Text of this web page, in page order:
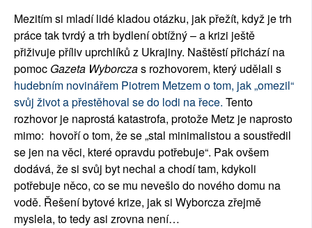
Mezitím si mladí lidé kladou otázku, jak přežít, když je trh
práce tak tvrdý a trh bydlení obtížný – a krizi ještě
přiživuje příliv uprchlíků z Ukrajiny. Naštěstí přichází na
pomoc Gazeta Wyborczas rozhovorem, který udělali s
hudebním novinářem Piotrem Metzem o tom, jak „omezil“
svůj život a přestěhoval se do lodi na řece. Tento
rozhovor je naprostá katastrofa, protože Metz je naprosto
mimo: hovoří o tom, že se „stal minimalistou a soustředil
se jen na věci, které opravdu potřebuje“. Pak ovšem
dodává, že si svůj byt nechal a chodí tam, kdykoli
potřebuje něco, co se mu nevešlo do nového domu na
vodě. Řešení bytové krize, jak si Wyborcza zřejmě
myslela, to tedy asi zrovna není…